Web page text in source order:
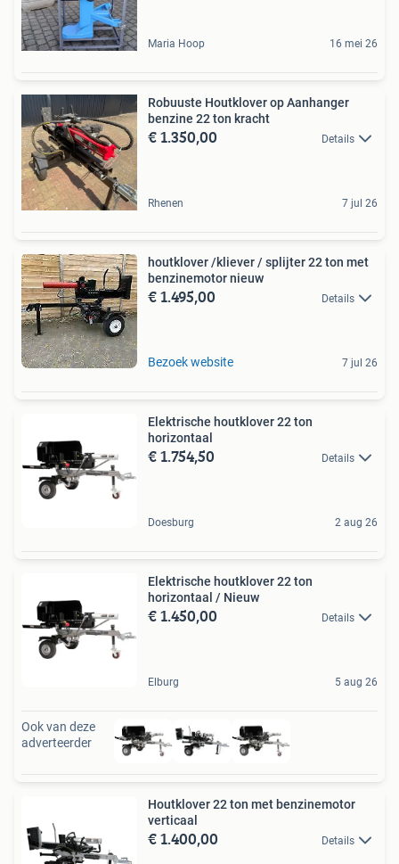
Maria Hoop 16 mei 26
Robuuste Houtklover op Aanhanger
benzine 22 ton kracht
€ 1.350,00 Details
Rhenen 7 jul 26
houtklover /kliever / splijter 22 ton met
benzinemotor nieuw
€ 1.495,00 Details
Bezoek website 7 jul 26
Elektrische houtklover 22 ton
horizontaal
€ 1.754,50 Details
Doesburg 2 aug 26
Elektrische houtklover 22 ton
horizontaal / Nieuw
€ 1.450,00 Details
Elburg 5 aug 26
Ook van deze
adverteerder
Houtklover 22 ton met benzinemotor
verticaal
€ 1.400,00 Details